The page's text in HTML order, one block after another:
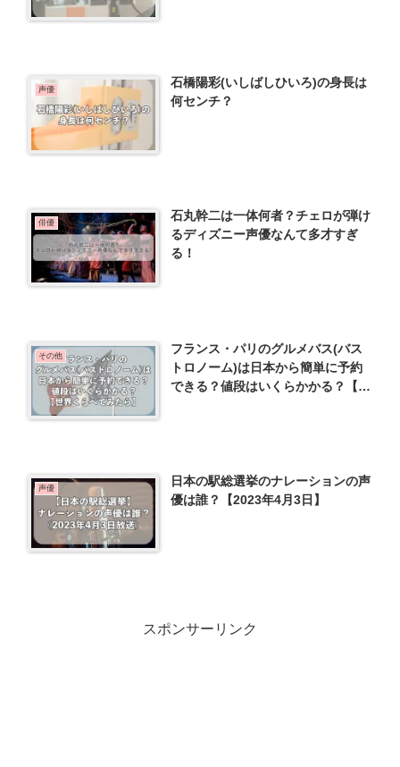
声優
石橋陽彩(いしばしひいろ)の身長は
何センチ？
俳優
石丸幹二は一体何者？チェロが弾け
るディズニー声優なんて多才すぎ
る！
その他
フランス・パリのグルメバス(バス
トロノーム)は日本から簡単に予約
できる？値段はいくらかかる？【世
声優
日本の駅総選挙のナレーションの声
優は誰？【2023年4月3日】
スポンサーリンク